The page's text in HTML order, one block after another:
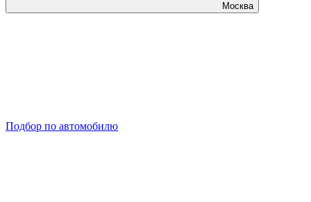
Москва
Подбор по автомобилю